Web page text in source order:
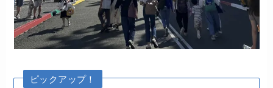
ピックアップ！